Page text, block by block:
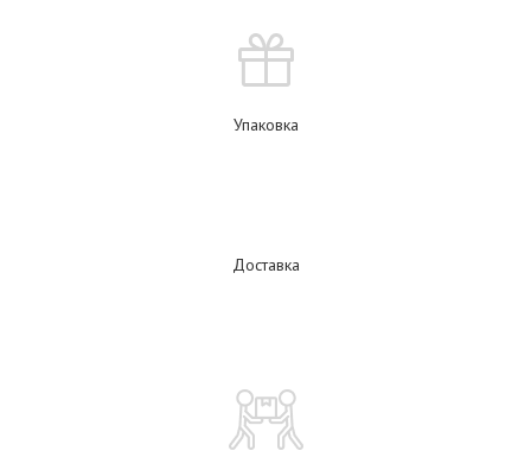
Упаковка
Доставка